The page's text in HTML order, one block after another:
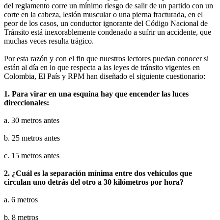
del reglamento corre un mínimo riesgo de salir de un partido con un
corte en la cabeza, lesión muscular o una pierna fracturada, en el
peor de los casos, un conductor ignorante del Código Nacional de
Tránsito está inexorablemente condenado a sufrir un accidente, que
muchas veces resulta trágico.
Por esta razón y con el fin que nuestros lectores puedan conocer si
están al día en lo que respecta a las leyes de tránsito vigentes en
Colombia, El País y RPM han diseñado el siguiente cuestionario:
1. Para virar en una esquina hay que encender las luces
direccionales:
a. 30 metros antes
b. 25 metros antes
c. 15 metros antes
2. ¿Cuál es la separación mínima entre dos vehículos que
circulan uno detrás del otro a 30 kilómetros por hora?
a. 6 metros
b. 8 metros